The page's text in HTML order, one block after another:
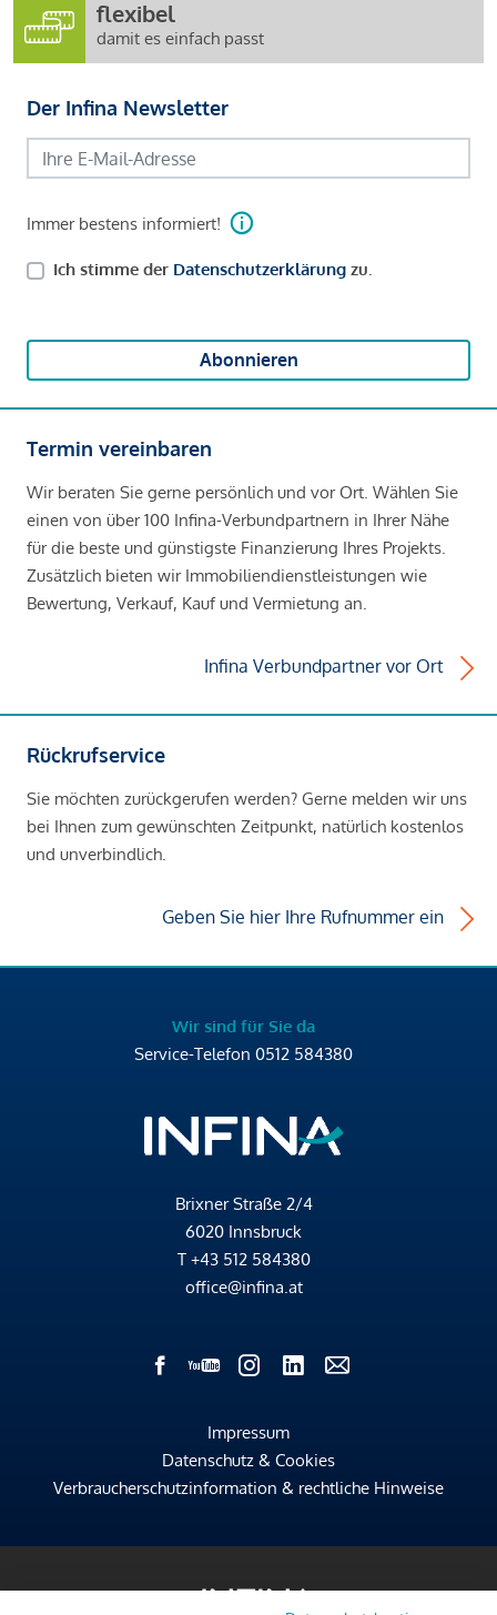
flexibel
damit es einfach passt
Der Infina Newsletter
Immer bestens informiert!
Ich stimme der Datenschutzerklärung zu.
Abonnieren
Termin vereinbaren
Wir beraten Sie gerne persönlich und vor Ort. Wählen Sie
einen von über 100 Infina-Verbundpartnern in Ihrer Nähe
für die beste und günstigste Finanzierung Ihres Projekts.
Zusätzlich bieten wir Immobiliendienstleistungen wie
Bewertung, Verkauf, Kauf und Vermietung an.
Infina Verbundpartner vor Ort
Rückrufservice
Sie möchten zurückgerufen werden? Gerne melden wir uns
bei Ihnen zum gewünschten Zeitpunkt, natürlich kostenlos
und unverbindlich.
Geben Sie hier Ihre Rufnummer ein
Wir sind für Sie da
Service-Telefon 0512 584380
Brixner Straße 2/4
6020 Innsbruck
T +43 512 584380
office@infina.at
Impressum
Datenschutz & Cookies
Verbraucherschutzinformation & rechtliche Hinweise